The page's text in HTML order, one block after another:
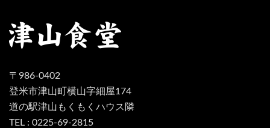
〒986-0402
登米市津山町横山字細屋174
道の駅津山もくもくハウス隣
TEL : 0225-69-2815